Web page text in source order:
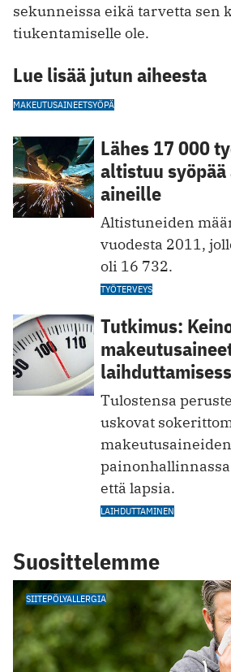
sekunneissa eikä tarvetta sen
tiukentamiselle ole.
Lue lisää jutun aiheesta
MAKEUTUSAINEETSYÖPÄ
Lähes 17 000
altistuu
aineille
Altistuneiden
vuodesta 2011,
oli 16 732.
TYÖTERVEYS
Tutkimus:
Tulostensa
uskovat
että lapsia.
LAIHDUTTAMINEN
Suosittelemme
SIITEPÖLYALLERGIA